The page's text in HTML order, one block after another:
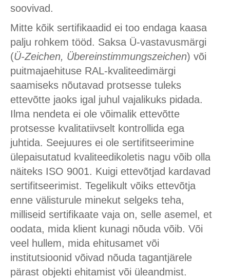
soovivad.
Mitte kõik sertifikaadid ei too endaga kaasa
palju rohkem tööd. Saksa Ü-vastavusmärgi
(Ü-Zeichen, Übereinstimmungszeichen) või
puitmajaehituse RAL-kvaliteedimärgi
saamiseks nõutavad protsesse tuleks
ettevõtte jaoks igal juhul vajalikuks pidada.
Ilma nendeta ei ole võimalik ettevõtte
protsesse kvalitatiivselt kontrollida ega
juhtida. Seejuures ei ole sertifitseerimine
ülepaisutatud kvaliteedikoletis nagu võib olla
näiteks ISO 9001. Kuigi ettevõtjad kardavad
sertifitseerimist. Tegelikult võiks ettevõtja
enne välisturule minekut selgeks teha,
milliseid sertifikaate vaja on, selle asemel, et
oodata, mida klient kunagi nõuda võib. Või
veel hullem, mida ehitusamet või
institutsioonid võivad nõuda tagantjärele
pärast objekti ehitamist või üleandmist.